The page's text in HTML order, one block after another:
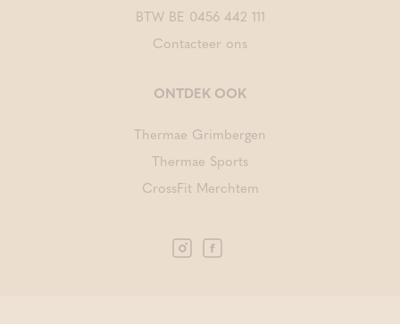
BTW BE 0456 442 111
Contacteer ons
ONTDEK OOK
Thermae Grimbergen
Thermae Sports
CrossFit Merchtem